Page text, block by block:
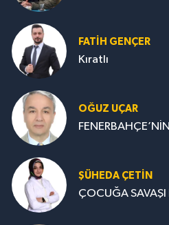
FATIH GENÇER
Kıratlı
OĞUZ UÇAR
ŞÜHEDA ÇETİN
ÇOCUĞA